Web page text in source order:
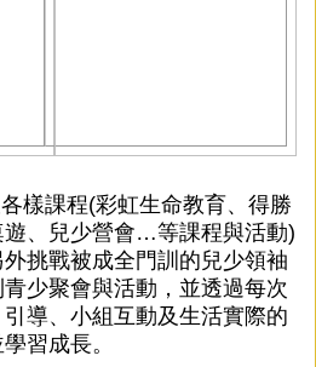
樣課程(彩虹生命教育、得勝
、兒少營會…等課程與活動)
挑戰被成全門訓的兒少領袖
少聚會與活動，並透過每次
導、小組互動及生活實際的
習成長。